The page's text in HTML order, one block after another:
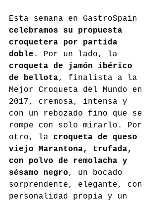
Esta semana en GastroSpain
celebramos su propuesta
croquetera por partida
doble . Por un lado, la
croqueta de jamón ibérico
de bellota, finalista a la
Mejor Croqueta del Mundo en
2017, cremosa, intensa y
con un rebozado fino que se
rompe con solo mirarlo. Por
otro, la croqueta de queso
viejo Marantona, trufada,
con polvo de remolacha y
sésamo negro, un bocado
sorprendente, elegante, con
personalidad propia y un